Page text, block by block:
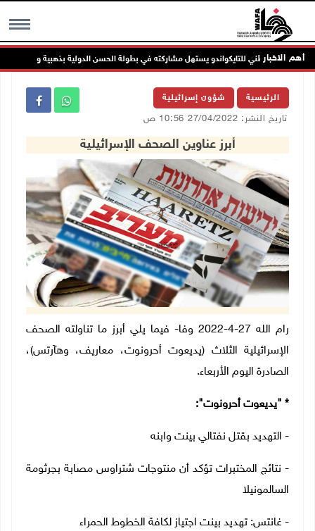
MENU أهم الاخبار
منتخبنا الوطني للتايكواندو يستهل مشاركته في بطولة الحسن الدولية بذهبية وبرونزية
الرئيسية شؤون إسرائيلية
تاريخ النشر: 27/04/2022 10:56 ص
أبرز عناوين الصحف الإسرائيلية
رام الله 27-4-2022 وفا- فيما يلي أبرز ما تناولته الصحف
الإسرائيلية الثلاث (يديعوت أحرونوت، معاريف، وهآرتس)،
الصادرة اليوم الأربعاء.
* "يديعوت أحرونوت":
- التهديد بقتل نفتالي بينت وابنه
- نتائج المختبرات تؤكد أن منتوجات شتراوس مصابة بجرثومة
السالمونيلا
- غانتس: تهديد بينت اجتياز لكافة الخطوط الحمراء